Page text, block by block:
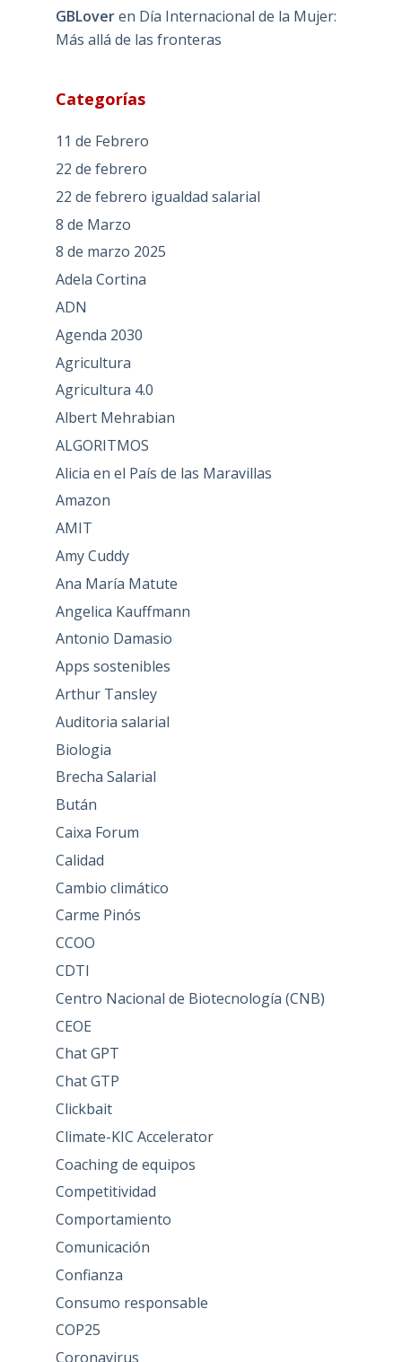
GBLoveren Día Internacional de la Mujer:
Más allá de las fronteras
Categorías
11 de Febrero
22 de febrero
22 de febrero igualdad salarial
8 de Marzo
8 de marzo 2025
Adela Cortina
ADN
Agenda 2030
Agricultura
Agricultura 4.0
Albert Mehrabian
ALGORITMOS
Alicia en el País de las Maravillas
Amazon
AMIT
Amy Cuddy
Ana María Matute
Angelica Kauffmann
Antonio Damasio
Apps sostenibles
Arthur Tansley
Auditoria salarial
Biologia
Brecha Salarial
Bután
Caixa Forum
Calidad
Cambio climático
Carme Pinós
CCOO
CDTI
Centro Nacional de Biotecnología (CNB)
CEOE
Chat GPT
Chat GTP
Clickbait
Climate-KIC Accelerator
Coaching de equipos
Competitividad
Comportamiento
Comunicación
Confianza
Consumo responsable
COP25
Coronavirus